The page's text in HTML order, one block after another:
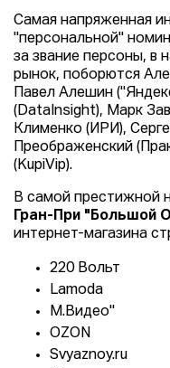
Самая напряженная
"персональной"
за звание персоны, в
рынок, поборются
Павел Алешин
(DataInsight), Марк
Клименко (ИРИ),
Преображенский
(KupiVip).
В самой престижной
Гран-При "Большой
интернет-магазина
220 Вольт
Lamoda
М.Видео"
OZON
Svyaznoy.ru